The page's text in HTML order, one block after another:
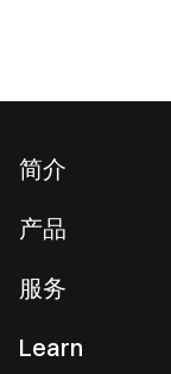
简介
新闻中心
产品
现货交易
服务
Learn